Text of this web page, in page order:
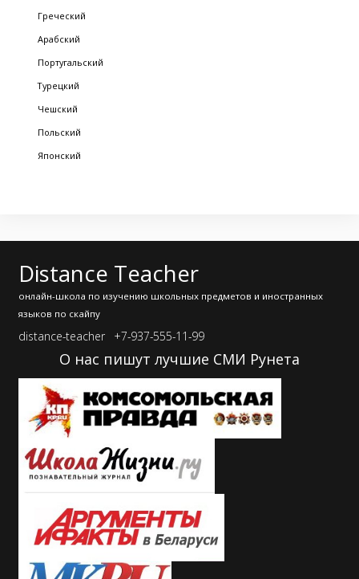
Греческий
Арабский
Португальский
Турецкий
Чешский
Польский
Японский
Distance Teacher
онлайн-школа по изучению школьных предметов и иностранных
языков по скайпу
distance-teacher +7-937-555-11-99
О нас пишут лучшие СМИ Рунета